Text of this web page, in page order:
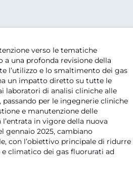
verso le tematiche
una profonda revisione della
l’utilizzo e lo smaltimento dei gas
un impatto diretto su tutte le
laboratori di analisi cliniche alle
passando per le ingegnerie cliniche
e manutenzione delle
in vigore della nuova
gennaio 2025, cambiano
con l’obiettivo principale di ridurre
climatico dei gas fluorurati ad